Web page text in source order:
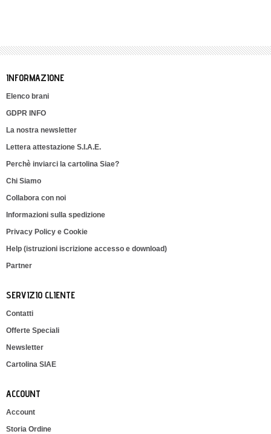
INFORMAZIONE
Elenco brani
GDPR INFO
La nostra newsletter
Lettera attestazione S.I.A.E.
Perchè inviarci la cartolina Siae?
Chi Siamo
Collabora con noi
Informazioni sulla spedizione
Privacy Policy e Cookie
Help (istruzioni iscrizione accesso e download)
Partner
SERVIZIO CLIENTE
Contatti
Offerte Speciali
Newsletter
Cartolina SIAE
ACCOUNT
Account
Storia Ordine